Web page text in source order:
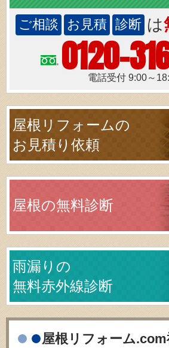
ご相談 お見積 診断 は
0120-
電話受付 9:00～
屋根リフォームの
お見積り依頼
屋根の無料診断
雨漏りの
無料赤外線診断
屋根リフォーム.com